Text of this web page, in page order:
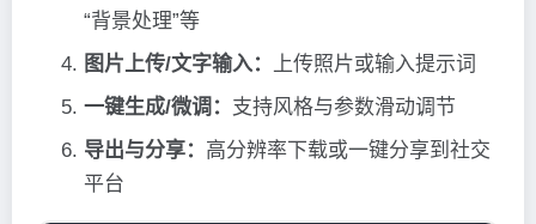
“背景处理”等
图片上传/文字输入：
上传照片或输入提示词
一键生成/微调： 支持风格与参数滑动调节
导出与分享： 高分辨率下载或一键分享到社交
平台